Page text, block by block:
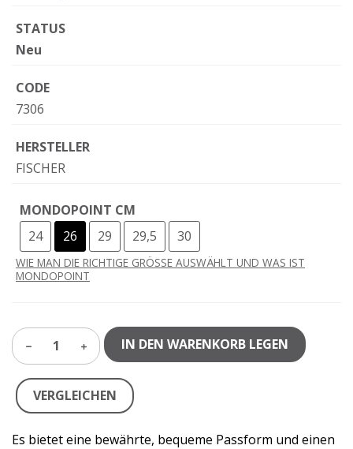
STATUS
Neu
CODE
7306
HERSTELLER
FISCHER
MONDOPOINT CM
24
26 29 29,5 30
WIE MAN DIE RICHTIGE GRÖSSE AUSWÄHLT UND WAS IST
MONDOPOINT
1 IN DEN WARENKORB LEGEN
VERGLEICHEN
Es bietet eine bewährte, bequeme Passform und einen